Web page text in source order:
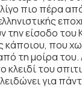
πιο πέρα
την είσοδο του
κάποιου, που
τη μοίρα
κλειδί του
για